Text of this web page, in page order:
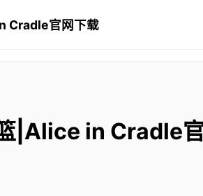
Cradle官网下载
|Alice in Cradle